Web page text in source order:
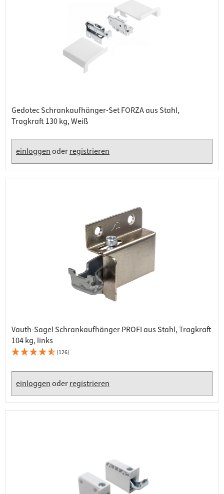
Gedotec Schrankaufhänger-Set FORZA aus Stahl,
Tragkraft 130 kg, Weiß
einloggenoderregistrieren
Vauth-Sagel Schrankaufhänger PROFI aus Stahl, Tragkraft
104 kg, links
(126)
einloggenoderregistrieren